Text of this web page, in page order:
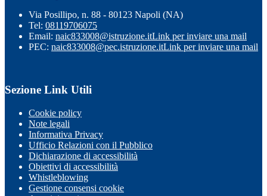
Via Posillipo, n. 88 - 80123 Napoli (NA)
Tel: 08119706075
Email: naic833008@istruzione.itLink per inviare una mail
PEC: naic833008@pec.istruzione.itLink per inviare una mail
Sezione Link Utili
Cookie policy
Note legali
Informativa Privacy
Ufficio Relazioni con il Pubblico
Dichiarazione di accessibilità
Obiettivi di accessibilità
Whistleblowing
Gestione consensi cookie